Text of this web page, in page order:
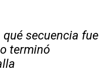
qué secuencia fue
terminó